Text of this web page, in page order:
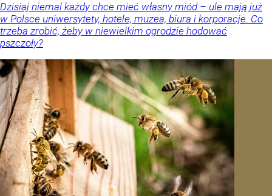
Dzisiaj niemal każdy chce mieć własny miód – ule mają już
w Polsce uniwersytety, hotele, muzea, biura i korporacje. Co
trzeba zrobić, żeby w niewielkim ogrodzie hodować
pszczoły?